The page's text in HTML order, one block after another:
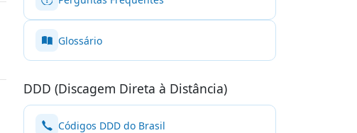
Glossário
DDD (Discagem Direta à Distância)
Códigos DDD do Brasil